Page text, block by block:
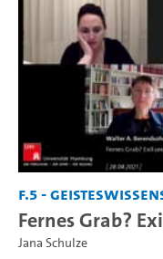
F.5 -
Fernes Grab?
Jana Schulze